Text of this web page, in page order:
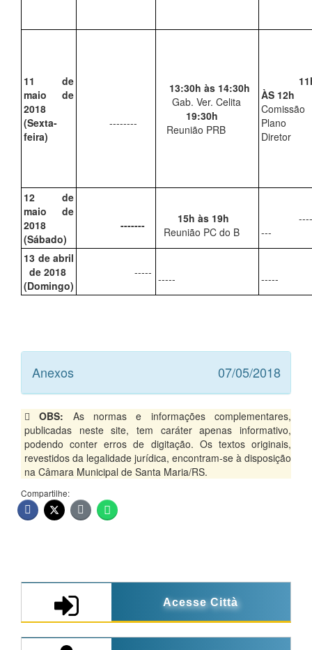
11 de
maio de
2018
(Sexta-
feira)
--------
13:30h às 14:30h
Gab. Ver. Celita
19:30h
Reunião PRB
ÀS 12h
Comissão
Plano
Diretor
12 de
maio de
2018
(Sábado)
-------
15h às 19h
Reunião PC do B
---
13 de abril
de 2018
(Domingo)
----- ----- -----
Anexos 07/05/2018
OBS: As normas e informações complementares,
publicadas neste site, tem caráter apenas informativo,
podendo conter erros de digitação. Os textos originais,
revestidos da legalidade jurídica, encontram-se à disposição
na Câmara Municipal de Santa Maria/RS.
Compartilhe:
Acesse Città